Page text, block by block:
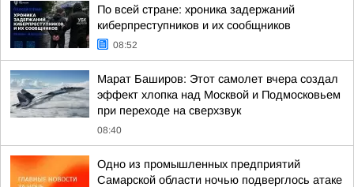
По всей стране: хроника задержаний
киберпреступников и их сообщников
08:52
Марат Баширов: Этот самолет вчера создал
эффект хлопка над Москвой и Подмосковьем
при переходе на сверхзвук
08:40
Одно из промышленных предприятий
Самарской области ночью подверглось атаке